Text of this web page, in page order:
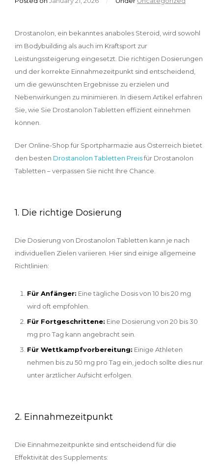
Drostanolon, ein bekanntes anaboles Steroid, wird sowohl
im Bodybuilding als auch im Kraftsport zur
Leistungssteigerung eingesetzt. Die richtigen Dosierungen
und der korrekte Einnahmezeitpunkt sind entscheidend,
um die gewünschten Ergebnisse zu erzielen und
Nebenwirkungen zu minimieren. In diesem Artikel erfahren
Sie, wie Sie Drostanolon Tabletten effizient einnehmen
können.
Der Online-Shop für Sportpharmazie aus Österreich bietet
den besten Drostanolon Tabletten Preisfür Drostanolon
Tabletten – verpassen Sie nicht Ihre Chance.
1. Die richtige Dosierung
Die Dosierung von Drostanolon Tabletten kann je nach
individuellen Zielen variieren. Hier sind einige allgemeine
Richtlinien:
Für Anfänger: Eine tägliche Dosis von 10 bis 20 mg
wird oft empfohlen.
Für Fortgeschrittene: Eine Dosierung von 20 bis 30
mg pro Tag kann angebracht sein.
Für Wettkampfvorbereitung: Einige Athleten
nehmen bis zu 50 mg pro Tag ein, jedoch sollte dies nur
unter ärztlicher Aufsicht erfolgen.
2. Einnahmezeitpunkt
Die Einnahmezeitpunkte sind entscheidend für die
Effektivität des Supplements: